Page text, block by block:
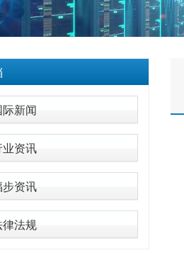
际新闻
业资讯
步资讯
律法规